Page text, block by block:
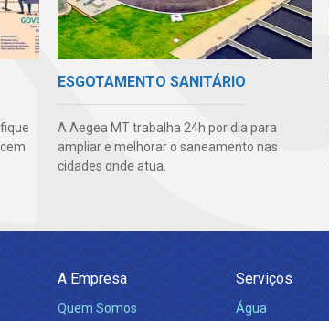
ESGOTAMENTO SANITÁRIO
A Aegea MT trabalha 24h por dia para
ampliar e melhorar o saneamento nas
cidades onde atua.
A Empresa
Quem Somos
Serviços
Água